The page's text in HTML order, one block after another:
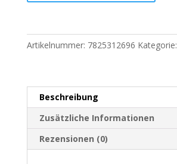
Langarm
Blau
901
Menge
Artikelnummer: 7825312696 Kategorie:
Beschreibung
Zusätzliche Informationen
Rezensionen (0)